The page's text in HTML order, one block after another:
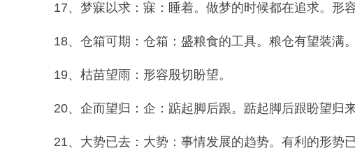
17、梦寐以求：寐：睡着。做梦的时候都在追求。形容
18、仓箱可期：仓箱：盛粮食的工具。粮仓有望装满。
19、枯苗望雨：形容殷切盼望。
20、企而望归：企：踮起脚后跟。踮起脚后跟盼望归来
21、大势已去：大势：事情发展的趋势。有利的形势已